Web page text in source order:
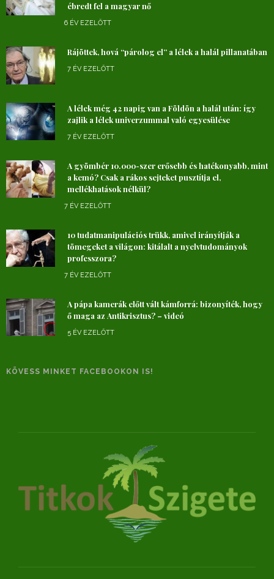
ébredt fel a magyar nő
6 ÉV EZELŐTT
Rájöttek, hová “párolog el” a lélek a halál pillanatában
7 ÉV EZELŐTT
A lélek még 42 napig van a Földön a halál után: így
zajlik a lélek univerzummal való egyesülése
7 ÉV EZELŐTT
A gyömbér 10.000-szer erősebb és hatékonyabb, mint
a kemó? Csak a rákos sejteket pusztítja el,
mellékhatások nélkül?
7 ÉV EZELŐTT
10 tudatmanipulációs trükk, amivel irányítják a
tömegeket a világon: kitálalt a nyelvtudományok
professzora?
7 ÉV EZELŐTT
A pápa kamerák előtt vált kámforrá: bizonyíték, hogy
ő maga az Antikrisztus? – videó
5 ÉV EZELŐTT
KÖVESS MINKET FACEBOOKON IS!